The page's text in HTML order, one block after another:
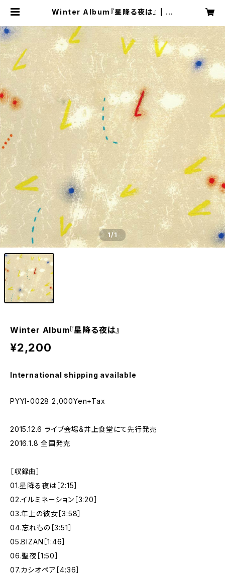
Winter Album『星降る夜は』 | 井
1/1
Winter Album『星降る夜は』
¥2,200
International shipping available
PYYI-0028 2,000Yen+Tax
2015.12.6 ライブ会場&井上食堂にて先行発売
2016.1.8 全国発売
［収録曲］
01.星降る夜は［2:15］
02.イルミネーション［3:20］
03.年上の彼女［3:58］
04.忘れもの［3:51］
05.BIZAN［1:46］
06.聖夜［1:50］
07.カシオペア［4:36］